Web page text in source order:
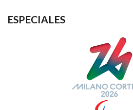
ESPECIALES